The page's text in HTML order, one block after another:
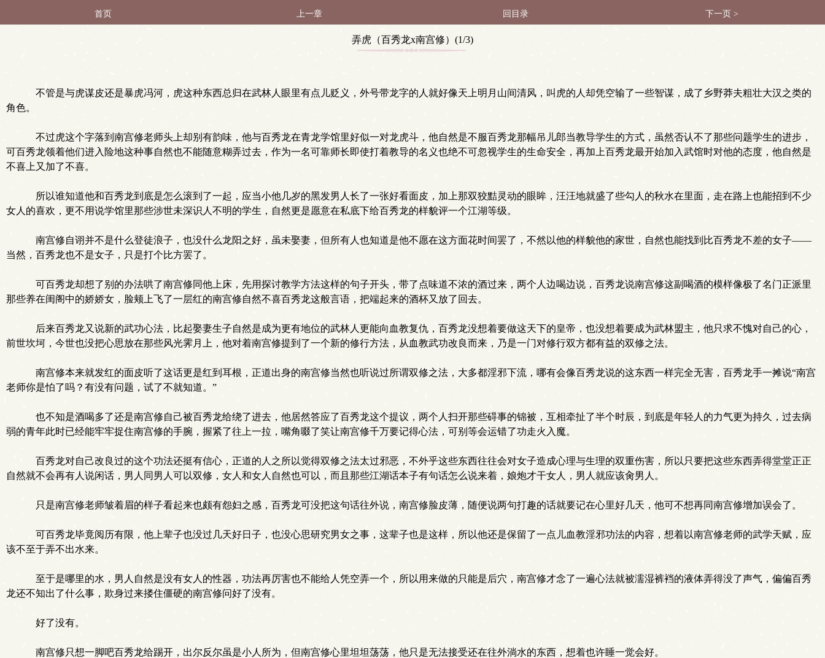
首页 上一章 回目录 下一页 >
弄虎（百秀龙x南宫修）(1/3)
不管是与虎谋皮还是暴虎冯河，虎这种东西总归在武林人眼里有点儿贬义，外号带龙字的人就好像天上明月山间清风，叫虎的人却凭空输了一些智谋，成了乡野莽夫粗壮大汉之类的
角色。
不过虎这个字落到南宫修老师头上却别有韵味，他与百秀龙在青龙学馆里好似一对龙虎斗，他自然是不服百秀龙那幅吊儿郎当教导学生的方式，虽然否认不了那些问题学生的进步，
可百秀龙领着他们进入险地这种事自然也不能随意糊弄过去，作为一名可靠师长即使打着教导的名义也绝不可忽视学生的生命安全，再加上百秀龙最开始加入武馆时对他的态度，他自然是
不喜上又加了不喜。
所以谁知道他和百秀龙到底是怎么滚到了一起，应当小他几岁的黑发男人长了一张好看面皮，加上那双狡黠灵动的眼眸，汪汪地就盛了些勾人的秋水在里面，走在路上也能招到不少
女人的喜欢，更不用说学馆里那些涉世未深识人不明的学生，自然更是愿意在私底下给百秀龙的样貌评一个江湖等级。
南宫修自诩并不是什么登徒浪子，也没什么龙阳之好，虽未娶妻，但所有人也知道是他不愿在这方面花时间罢了，不然以他的样貌他的家世，自然也能找到比百秀龙不差的女子——
当然，百秀龙也不是女子，只是打个比方罢了。
可百秀龙却想了别的办法哄了南宫修同他上床，先用探讨教学方法这样的句子开头，带了点味道不浓的酒过来，两个人边喝边说，百秀龙说南宫修这副喝酒的模样像极了名门正派里
那些养在闺阁中的娇娇女，脸颊上飞了一层红的南宫修自然不喜百秀龙这般言语，把端起来的酒杯又放了回去。
后来百秀龙又说新的武功心法，比起娶妻生子自然是成为更有地位的武林人更能向血教复仇，百秀龙没想着要做这天下的皇帝，也没想着要成为武林盟主，他只求不愧对自己的心，
前世坎坷，今世也没把心思放在那些风光霁月上，他对着南宫修提到了一个新的修行方法，从血教武功改良而来，乃是一门对修行双方都有益的双修之法。
南宫修本来就发红的面皮听了这话更是红到耳根，正道出身的南宫修当然也听说过所谓双修之法，大多都淫邪下流，哪有会像百秀龙说的这东西一样完全无害，百秀龙手一摊说“南宫
老师你是怕了吗？有没有问题，试了不就知道。”
也不知是酒喝多了还是南宫修自己被百秀龙给绕了进去，他居然答应了百秀龙这个提议，两个人扫开那些碍事的锦被，互相牵扯了半个时辰，到底是年轻人的力气更为持久，过去病
弱的青年此时已经能牢牢捉住南宫修的手腕，握紧了往上一拉，嘴角啜了笑让南宫修千万要记得心法，可别等会运错了功走火入魔。
百秀龙对自己改良过的这个功法还挺有信心，正道的人之所以觉得双修之法太过邪恶，不外乎这些东西往往会对女子造成心理与生理的双重伤害，所以只要把这些东西弄得堂堂正正
自然就不会再有人说闲话，男人同男人可以双修，女人和女人自然也可以，而且那些江湖话本子有句话怎么说来着，娘炮才干女人，男人就应该肏男人。
只是南宫修老师皱着眉的样子看起来也颇有怨妇之感，百秀龙可没把这句话往外说，南宫修脸皮薄，随便说两句打趣的话就要记在心里好几天，他可不想再同南宫修增加误会了。
可百秀龙毕竟阅历有限，他上辈子也没过几天好日子，也没心思研究男女之事，这辈子也是这样，所以他还是保留了一点儿血教淫邪功法的内容，想着以南宫修老师的武学天赋，应
该不至于弄不出水来。
至于是哪里的水，男人自然是没有女人的性器，功法再厉害也不能给人凭空弄一个，所以用来做的只能是后穴，南宫修才念了一遍心法就被濡湿裤裆的液体弄得没了声气，偏偏百秀
龙还不知出了什么事，欺身过来搂住僵硬的南宫修问好了没有。
好了没有。
南宫修只想一脚吧百秀龙给踢开，出尔反尔虽是小人所为，但南宫修心里坦坦荡荡，他只是无法接受还在往外淌水的东西，想着也许睡一觉会好。